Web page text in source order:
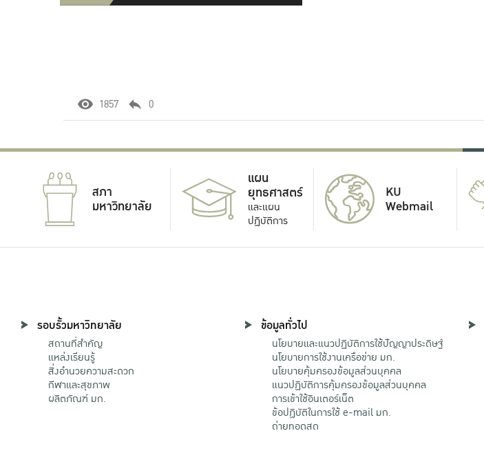
1857 0
สภา
มหาวิทยาลัย
แผน
ยุทธศาสตร์
และแผน
ปฏิบัติการ
KU
Webmail
รอบรั้วมหาวิทยาลัย
สถานที่สำคัญ
แหล่งเรียนรู้
สิ่งอำนวยความสะดวก
กีฬาและสุขภาพ
ผลิตภัณฑ์ มก.
ข้อมูลทั่วไป
นโยบายและแนวปฏิบัติการใช้ปัญญาประดิษฐ์
นโยบายการใช้งานเครือข่าย มก.
นโยบายคุ้มครองข้อมูลส่วนบุคคล
แนวปฏิบัติการคุ้มครองข้อมูลส่วนบุคคล
การเข้าใช้อินเตอร์เน็ต
ข้อปฏิบัติในการใช้ e-mail มก.
ถ่ายทอดสด